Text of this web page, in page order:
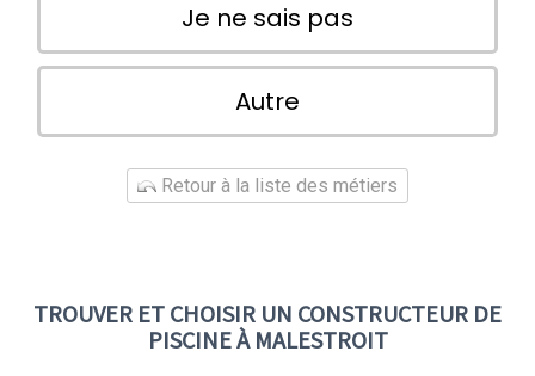
Je ne sais pas
Autre
Retour à la liste des métiers
TROUVER ET CHOISIR UN CONSTRUCTEUR DE
PISCINE À MALESTROIT